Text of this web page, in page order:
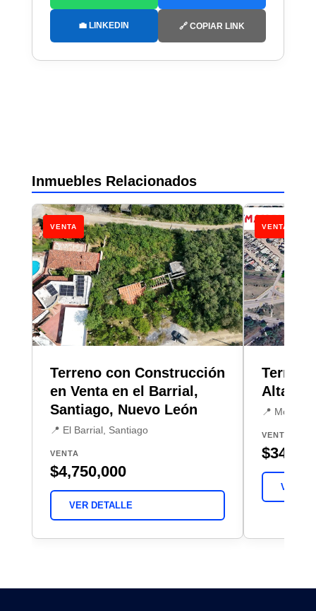
💼 LINKEDIN 🔗 COPIAR LINK
Inmuebles Relacionados
VENTA
Terreno con Construcción
en Venta en el Barrial,
Santiago, Nuevo León
📍 El Barrial, Santiago
VENTA
$4,750,000
VER DETALLE
VENTA
📍 Monte
VENTA
VER